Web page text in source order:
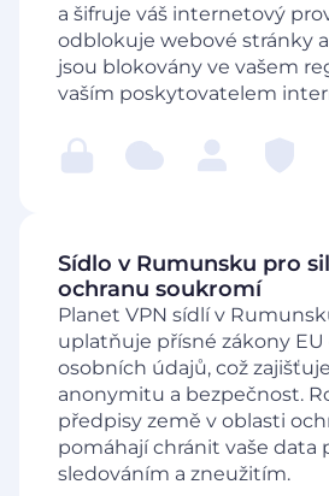
a šifruje váš internetový
odblokuje webové stránky
jsou blokovány ve vašem
vaším poskytovatelem
Sídlo v Rumunsku pro
ochranu soukromí
Planet VPN sídlí v
uplatňuje přísné zákony EU
osobních údajů, což
anonymitu a bezpečnost.
předpisy země v oblasti
pomáhají chránit vaše data
sledováním a zneužitím.